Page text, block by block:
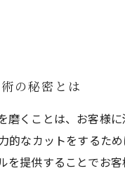
の秘密とは
磨くことは、お客様
的なカットをするた
を提供することでお